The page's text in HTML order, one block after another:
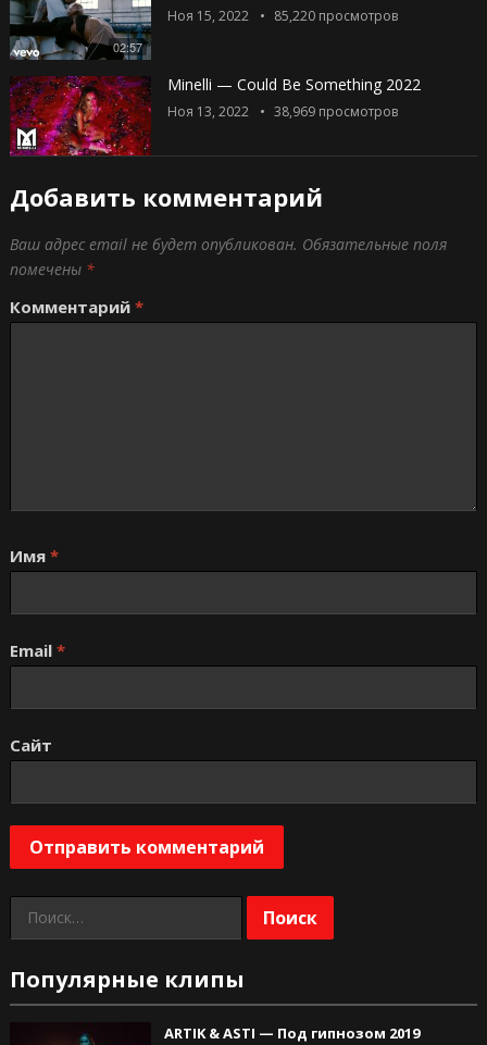
02:57
Ноя 15, 2022 85,220просмотров
Minelli — Could Be Something 2022
Ноя 13, 2022 38,969просмотров
Добавить комментарий
Ваш адрес email не будет опубликован. Обязательные поля
помечены *
Комментарий *
Имя *
Email *
Сайт
Найти:
Популярные клипы
ARTIK & ASTI — Под гипнозом 2019